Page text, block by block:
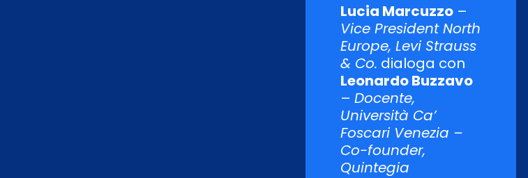
Lucia Marcuzzo–
Vice President North
Europe, Levi Strauss
& Co. dialoga con
Leonardo Buzzavo
– Docente,
Università Ca’
Foscari Venezia –
Co-founder,
Quintegia